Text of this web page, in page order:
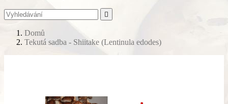

Domů
Tekutá sadba - Shiitake (Lentinula edodes)